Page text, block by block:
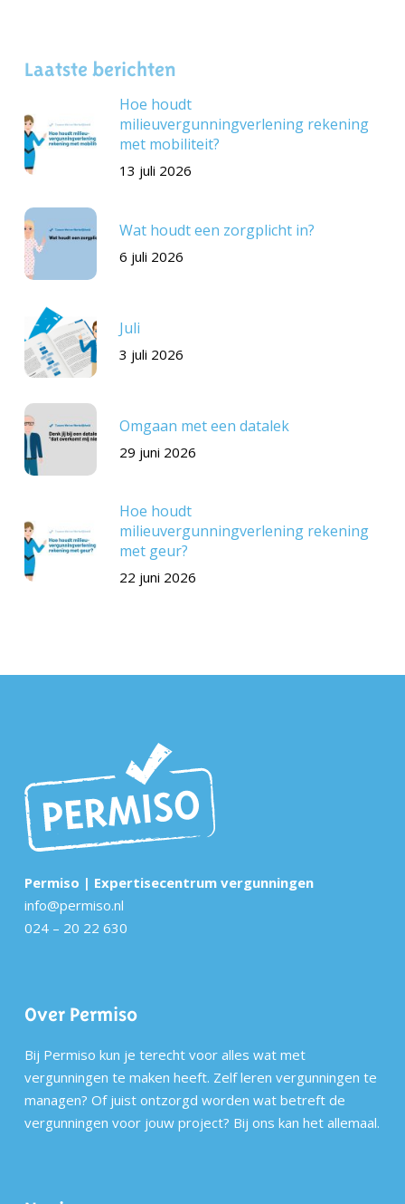
Laatste berichten
Hoe houdt
milieuvergunningverlening rekening
met mobiliteit?
13 juli 2026
Wat houdt een zorgplicht in?
6 juli 2026
Juli
3 juli 2026
Omgaan met een datalek
29 juni 2026
Hoe houdt
milieuvergunningverlening rekening
met geur?
22 juni 2026
Permiso | Expertisecentrum vergunningen
info@permiso.nl
024 – 20 22 630
Over Permiso
Bij Permiso kun je terecht voor alles wat met
vergunningen te maken heeft. Zelf leren vergunningen te
managen? Of juist ontzorgd worden wat betreft de
vergunningen voor jouw project? Bij ons kan het allemaal.